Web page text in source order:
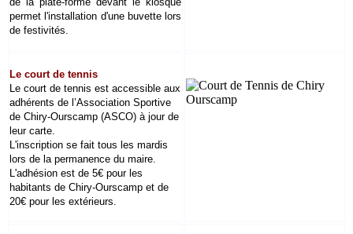
permet l'installation d'une buvette lors
de festivités.
Le court de tennis
Le court de tennis est accessible aux
adhérents de l’Association Sportive
de Chiry-Ourscamp (ASCO) à jour de
leur carte.
L'inscription se fait tous les mardis
lors de la permanence du maire.
L'adhésion est de 5€ pour les
habitants de Chiry-Ourscamp et de
20€ pour les extérieurs.